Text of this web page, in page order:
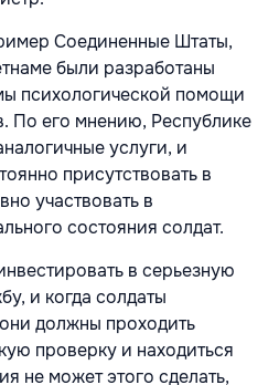
Соединенные Штаты,
были разработаны
психологической помощи
По его мнению, Республике
услуги, и
присутствовать в
участвовать в
состояния солдат.
в серьезную
и когда солдаты
должны проходить
проверку и находиться
не может этого сделать,